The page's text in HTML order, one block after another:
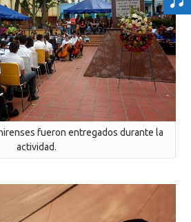
fueron entregados durante la
actividad.